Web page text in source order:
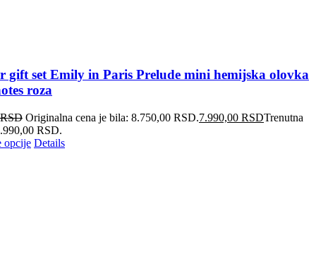
gift set Emily in Paris Prelude mini hemijska olovka
roza
RSD Originalna cena je bila: 8.750,00 RSD.7.990,00 RSDTrenutna
RSD.
opcije Details